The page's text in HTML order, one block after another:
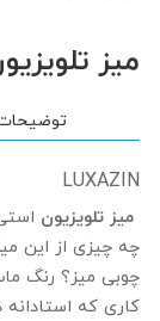
میز
LUXAZIN
میز تلویزیون
چه چیزی از این
چوبی میز؟ رنگ
کاری که